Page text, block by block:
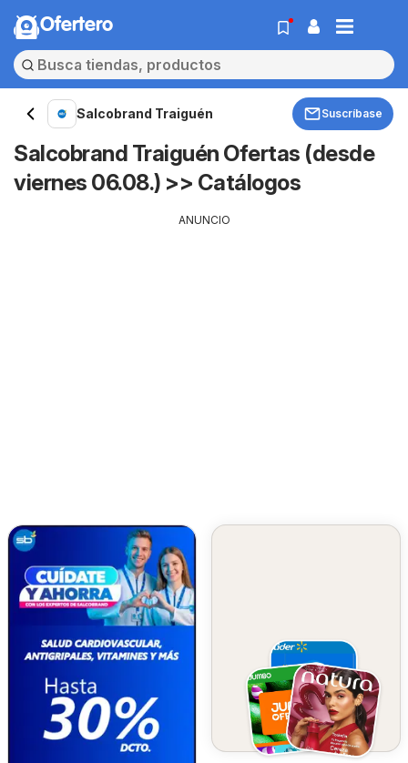
Ofertero
Salcobrand Traiguén Suscríbase
Salcobrand Traiguén Ofertas (desde
viernes 06.08.) >> Catálogos
ANUNCIO